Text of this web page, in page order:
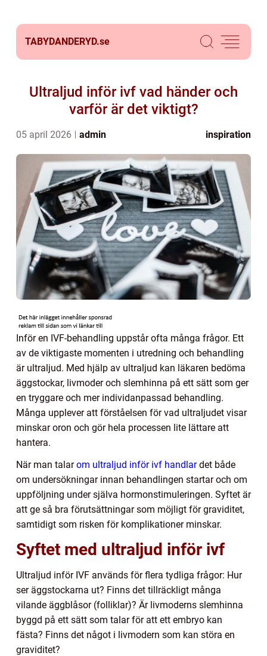
TABYDANDERYD.se
Ultraljud inför ivf vad händer och
varför är det viktigt?
05 april 2026 admin inspiration
Inför en IVF-behandling uppstår ofta många frågor. Ett
av de viktigaste momenten i utredning och behandling
är ultraljud. Med hjälp av ultraljud kan läkaren bedöma
äggstockar, livmoder och slemhinna på ett sätt som ger
en tryggare och mer individanpassad behandling.
Många upplever att förståelsen för vad ultraljudet visar
minskar oron och gör hela processen lite lättare att
hantera.
När man talarom ultraljud inför ivf handlardet både
om undersökningar innan behandlingen startar och om
uppföljning under själva hormonstimuleringen. Syftet är
att ge så bra förutsättningar som möjligt för graviditet,
samtidigt som risken för komplikationer minskar.
Syftet med ultraljud inför ivf
Ultraljud inför IVF används för flera tydliga frågor: Hur
ser äggstockarna ut? Finns det tillräckligt många
vilande äggblåsor (folliklar)? Är livmoderns slemhinna
byggd på ett sätt som talar för att ett embryo kan
fästa? Finns det något i livmodern som kan störa en
graviditet?